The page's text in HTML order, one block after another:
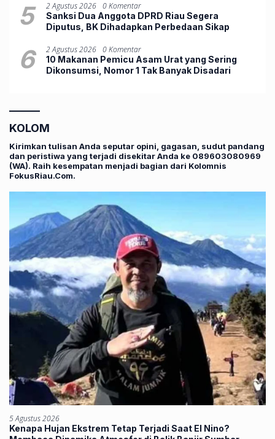
5 2 Agustus 2026 0 Komentar
Sanksi Dua Anggota DPRD Riau Segera
Diputus, BK Dihadapkan Perbedaan Sikap
6 2 Agustus 2026 0 Komentar
10 Makanan Pemicu Asam Urat yang Sering
Dikonsumsi, Nomor 1 Tak Banyak Disadari
KOLOM
Kirimkan tulisan Anda seputar opini, gagasan, sudut pandang
dan peristiwa yang terjadi disekitar Anda ke 089603080969
(WA). Raih kesempatan menjadi bagian dari Kolomnis
FokusRiau.Com.
5 Agustus 2026
Kenapa Hujan Ekstrem Tetap Terjadi Saat El Nino?